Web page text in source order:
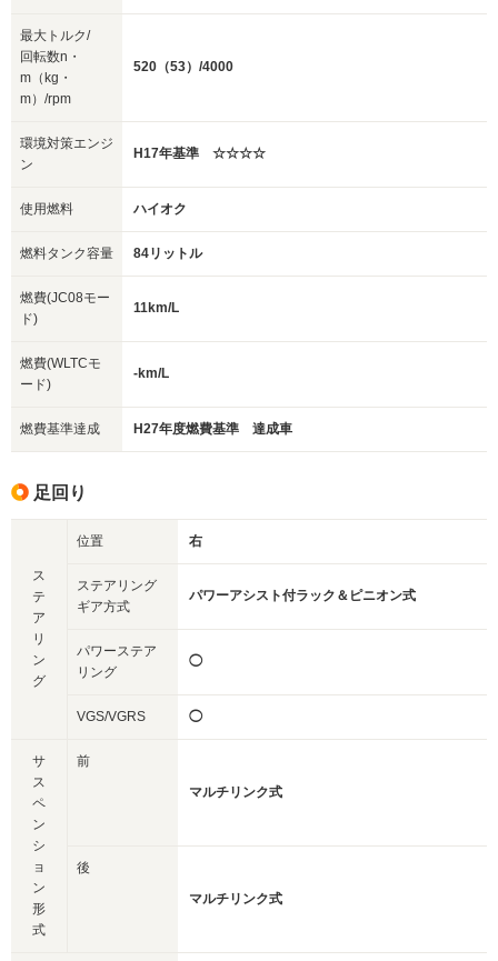
最大トルク/
回転数n・
m（kg・
m）/rpm
520（53）/4000
環境対策エンジ
ン
H17年基準 ☆☆☆☆
使用燃料 ハイオク
燃料タンク容量 84リットル
燃費(JC08モー
ド)
11km/L
燃費(WLTCモ
ード)
-km/L
燃費基準達成 H27年度燃費基準 達成車
足回り
ス
テ
ア
リ
ン
グ
位置 右
ステアリング
ギア方式
パワーアシスト付ラック＆ピニオン式
パワーステア
リング
◯
VGS/VGRS ◯
サ
ス
ペ
ン
シ
ョ
ン
形
式
前
マルチリンク式
後
マルチリンク式